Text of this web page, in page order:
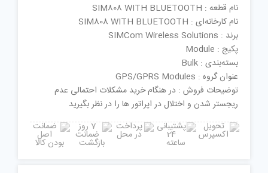
نام قطعه : SIM808 WITH BLUETOOTH
نام کارخانه‌ای : SIM808 WITH BLUETOOTH
برند : SIMCom Wireless Solutions
پکیج : Module
بسته‌بندی : Bulk
عنوان گروه : GPS/GPRS Modules
توضیحات فروش : در هنگام خرید مشکلات احتمالی عدم
ریجستر شدن و اختلال در اپراتور ها را در نظر بگیرید